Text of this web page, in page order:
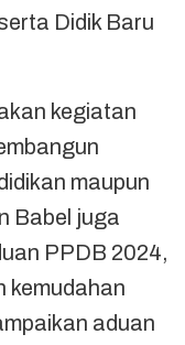
Didik Baru
kegiatan
maupun
Babel juga
PPDB 2024,
kemudahan
aduan